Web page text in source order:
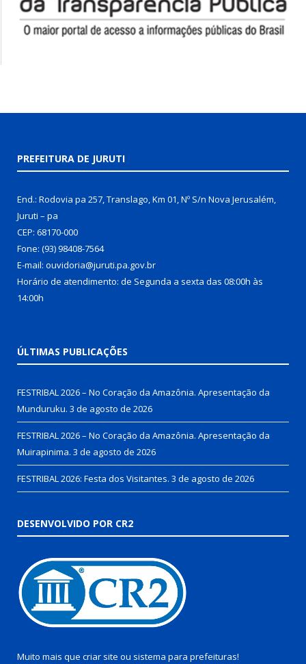
PREFEITURA DE JURUTI
End.: Rodovia pa 257, Translago, Km 01, Nº S/n Nova Jerusalém,
Juruti – pa
CEP: 68170-000
Fone: (93) 98408-7564
E-mail: ouvidoria@juruti.pa.gov.br
Horário de atendimento: de Segunda a sexta das 08:00h às
14:00h
ÚLTIMAS PUBLICAÇÕES
FESTRIBAL 2026 – No Coração da Amazônia. Apresentação da
Munduruku. 3 de agosto de 2026
FESTRIBAL 2026 – No Coração da Amazônia. Apresentação da
Muirapinima. 3 de agosto de 2026
FESTRIBAL 2026: Festa dos Visitantes. 3 de agosto de 2026
DESENVOLVIDO POR CR2
Muito mais que criar site ou sistema para prefeituras!